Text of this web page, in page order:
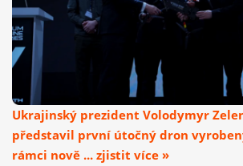
Ukrajinský prezident Volodymyr
představil první útočný dron
rámci nově ... zjistit více »